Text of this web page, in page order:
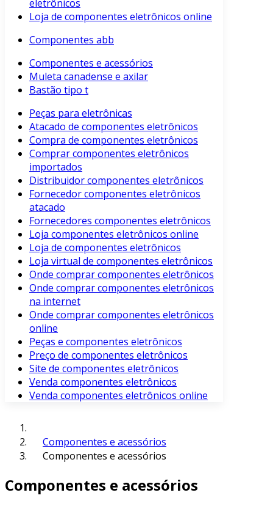
eletrônicos
Loja de componentes eletrônicos online
Componentes abb
Componentes e acessórios
Muleta canadense e axilar
Bastão tipo t
Peças para eletrônicas
Atacado de componentes eletrônicos
Compra de componentes eletrônicos
Comprar componentes eletrônicos
importados
Distribuidor componentes eletrônicos
Fornecedor componentes eletrônicos
atacado
Fornecedores componentes eletrônicos
Loja componentes eletrônicos online
Loja de componentes eletrônicos
Loja virtual de componentes eletrônicos
Onde comprar componentes eletrônicos
Onde comprar componentes eletrônicos
na internet
Onde comprar componentes eletrônicos
online
Peças e componentes eletrônicos
Preço de componentes eletrônicos
Site de componentes eletrônicos
Venda componentes eletrônicos
Venda componentes eletrônicos online
Componentes e acessórios
Componentes e acessórios
Componentes e acessórios